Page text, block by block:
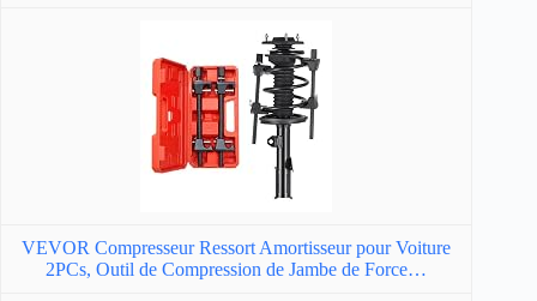
VEVOR Compresseur Ressort Amortisseur pour Voiture
2PCs, Outil de Compression de Jambe de Force…